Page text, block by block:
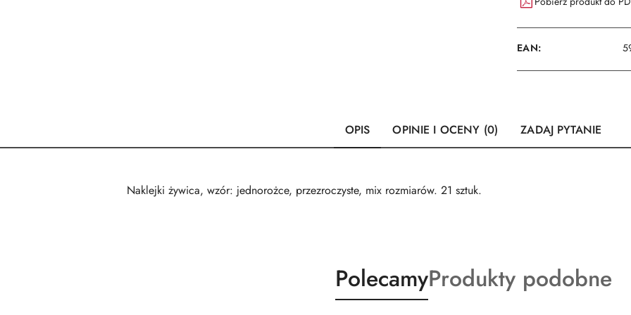
EAN:
OPIS OPINIE I OCENY (0) ZADAJ PYTANIE
Naklejki żywica, wzór: jednorożce, przezroczyste, mix rozmiarów. 21 sztuk.
Produkty
o
PolecamyProdukty
o
Produkty podobne